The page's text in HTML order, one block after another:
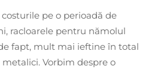
pe o perioadă de
racloarele pentru nămolul
fapt, mult mai ieftine în total
Vorbim despre o